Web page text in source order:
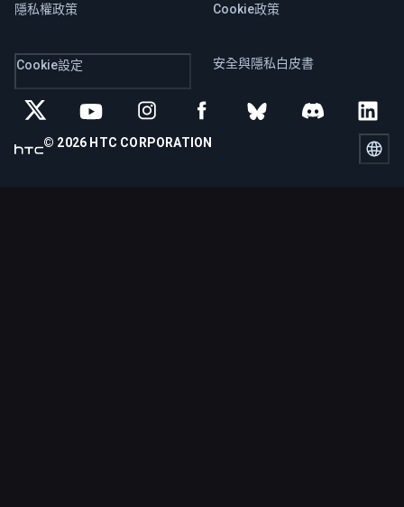
隱私權政策 Cookie政策
Cookie設定 安全與隱私白皮書
© 2026 HTC CORPORATION